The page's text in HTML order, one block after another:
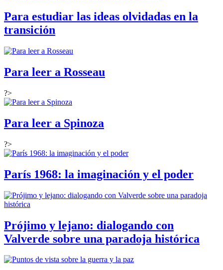
Para estudiar las ideas olvidadas en la
transición
Para leer a Rosseau
?>
Para leer a Spinoza
?>
París 1968: la imaginación y el poder
Prójimo y lejano: dialogando con
Valverde sobre una paradoja histórica